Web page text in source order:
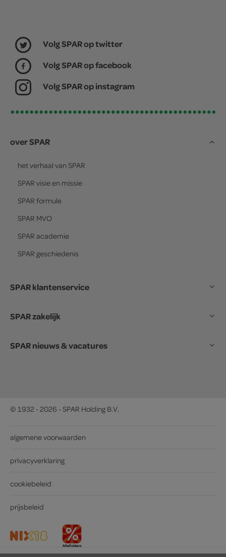
Volg SPAR op twitter
Volg SPAR op facebook
Volg SPAR op instagram
over SPAR
het verhaal van SPAR
SPAR visie en missie
SPAR formule
SPAR MVO
SPAR academie
SPAR geschiedenis
SPAR klantenservice
SPAR zakelijk
SPAR nieuws & vacatures
© 1932 - 2026 - SPAR Holding B.V.
algemene voorwaarden
privacyverklaring
cookiebeleid
prijsbeleid